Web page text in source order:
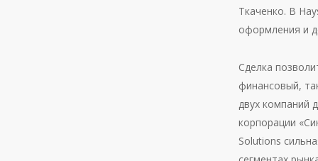
Ткаченко. В
оформления и
Сделка
финансовый,
двух компаний
корпорации
Solutions